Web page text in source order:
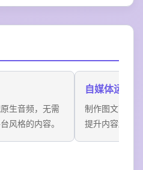
生音频，无需
风格的内容。
自媒体运营
制作图文配图
提升内容趣味